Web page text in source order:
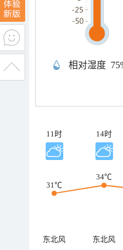
相对湿度
11时 14时
31℃
34℃
东北风 东北风